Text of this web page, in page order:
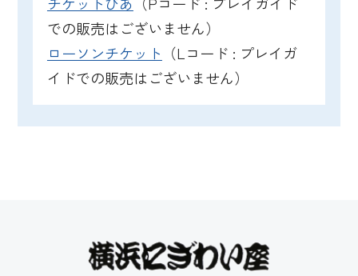
での販売はございません）
ローソンチケット （Lコード : プレイガ
イドでの販売はございません）